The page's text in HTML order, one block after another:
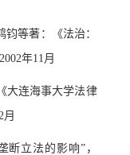
等著：《法治：
年11月
大连海事大学法律
月
断立法的影响”，